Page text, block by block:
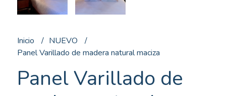
Inicio
NUEVO
Panel Varillado de madera natural maciza
Panel Varillado de